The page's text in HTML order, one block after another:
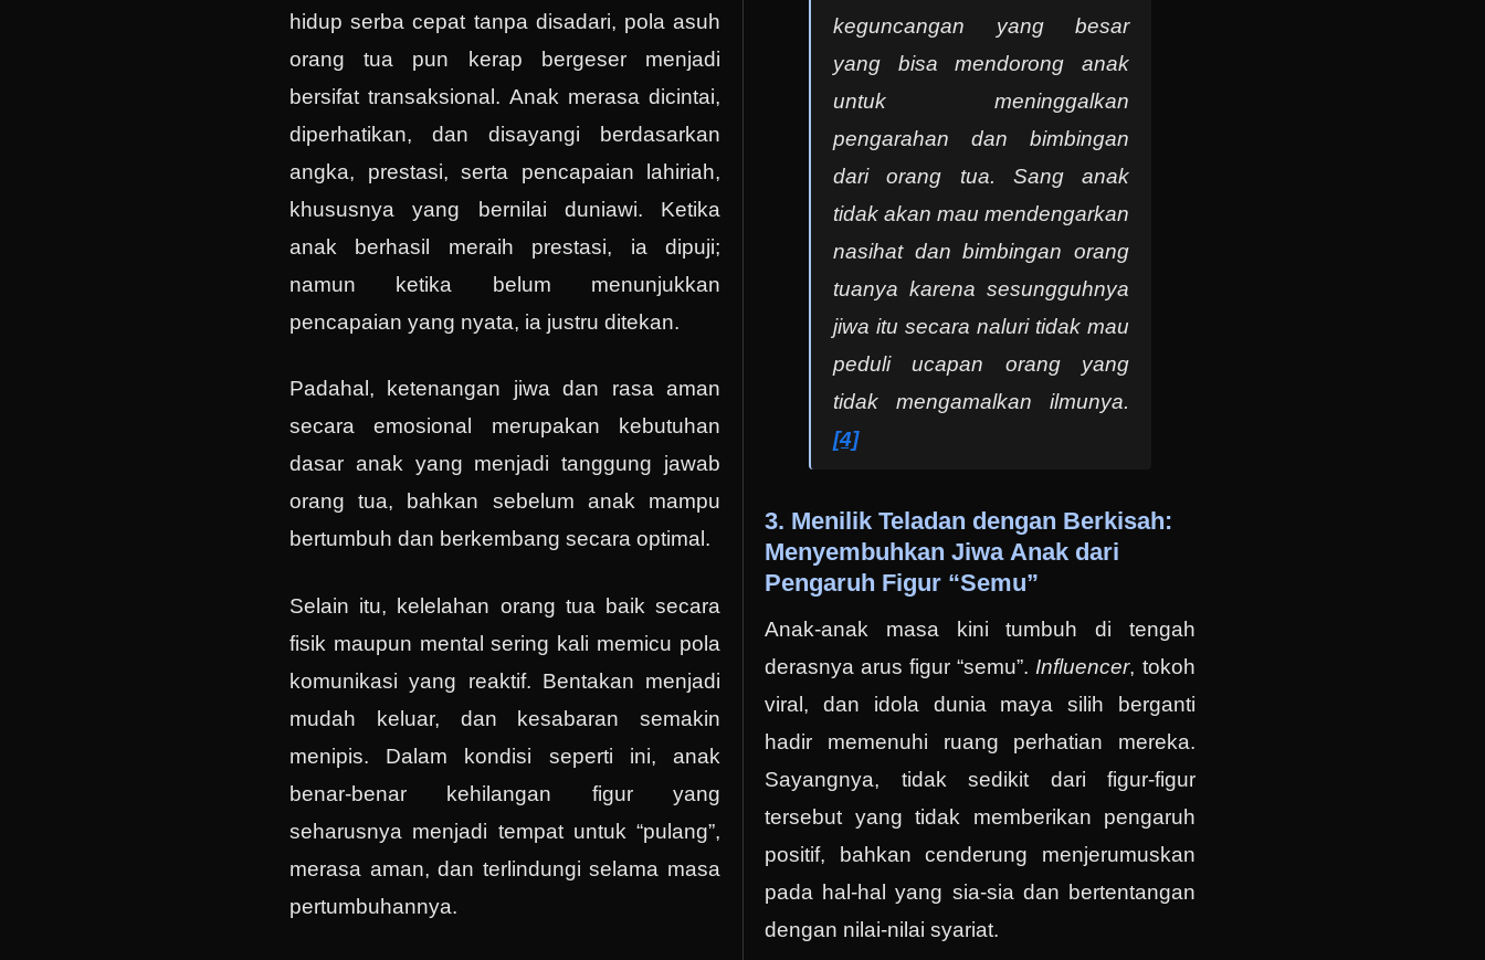
hidup serba cepat tanpa disadari, pola asuh
orang tua pun kerap bergeser menjadi
bersifat transaksional. Anak merasa dicintai,
diperhatikan, dan disayangi berdasarkan
angka, prestasi, serta pencapaian lahiriah,
khususnya yang bernilai duniawi. Ketika
anak berhasil meraih prestasi, ia dipuji;
namun ketika belum menunjukkan
pencapaian yang nyata, ia justru ditekan.
Padahal, ketenangan jiwa dan rasa aman
secara emosional merupakan kebutuhan
dasar anak yang menjadi tanggung jawab
orang tua, bahkan sebelum anak mampu
bertumbuh dan berkembang secara optimal.
Selain itu, kelelahan orang tua baik secara
fisik maupun mental sering kali memicu pola
komunikasi yang reaktif. Bentakan menjadi
mudah keluar, dan kesabaran semakin
menipis. Dalam kondisi seperti ini, anak
benar-benar kehilangan figur yang
seharusnya menjadi tempat untuk “pulang”,
merasa aman, dan terlindungi selama masa
pertumbuhannya.
keguncangan yang besar
yang bisa mendorong anak
untuk meninggalkan
pengarahan dan bimbingan
dari orang tua. Sang anak
tidak akan mau mendengarkan
nasihat dan bimbingan orang
tuanya karena sesungguhnya
jiwa itu secara naluri tidak mau
peduli ucapan orang yang
tidak mengamalkan ilmunya.
[4]
3. Menilik Teladan dengan Berkisah:
Menyembuhkan Jiwa Anak dari
Pengaruh Figur “Semu”
Anak-anak masa kini tumbuh di tengah
derasnya arus figur “semu”. Influencer, tokoh
viral, dan idola dunia maya silih berganti
hadir memenuhi ruang perhatian mereka.
Sayangnya, tidak sedikit dari figur-figur
tersebut yang tidak memberikan pengaruh
positif, bahkan cenderung menjerumuskan
pada hal-hal yang sia-sia dan bertentangan
dengan nilai-nilai syariat.